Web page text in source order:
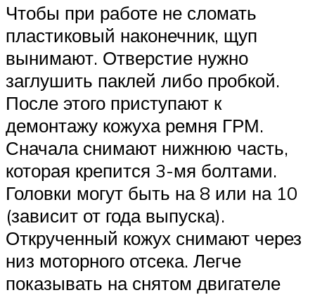
Чтобы при работе не сломать
пластиковый наконечник, щуп
вынимают. Отверстие нужно
заглушить паклей либо пробкой.
После этого приступают к
демонтажу кожуха ремня ГРМ.
Сначала снимают нижнюю часть,
которая крепится 3-мя болтами.
Головки могут быть на 8 или на 10
(зависит от года выпуска).
Открученный кожух снимают через
низ моторного отсека. Легче
показывать на снятом двигателе